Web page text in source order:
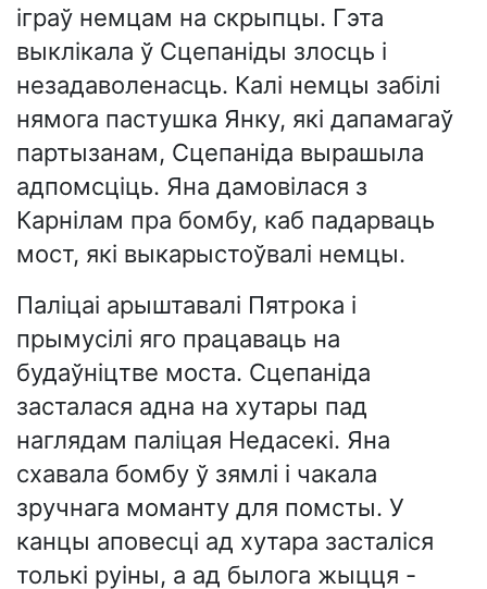
іграў немцам на скрыпцы. Гэта
выклікала ў Сцепаніды злосць і
незадаволенасць. Калі немцы забілі
нямога пастушка Янку, які дапамагаў
партызанам, Сцепаніда вырашыла
адпомсціць. Яна дамовілася з
Карнілам пра бомбу, каб падарваць
мост, які выкарыстоўвалі немцы.
Паліцаі арыштавалі Пятрока і
прымусілі яго працаваць на
будаўніцтве моста. Сцепаніда
засталася адна на хутары пад
наглядам паліцая Недасекі. Яна
схавала бомбу ў зямлі і чакала
зручнага моманту для помсты. У
канцы аповесці ад хутара засталіся
толькі руіны, а ад былога жыцця -